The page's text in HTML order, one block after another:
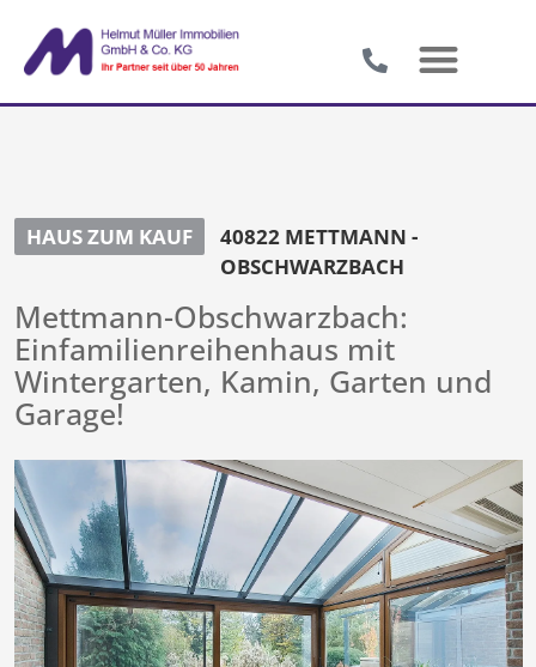
HAUS ZUM KAUF
40822 METTMANN -
OBSCHWARZBACH
Mettmann-Obschwarzbach:
Einfamilienreihenhaus mit
Wintergarten, Kamin, Garten und
Garage!